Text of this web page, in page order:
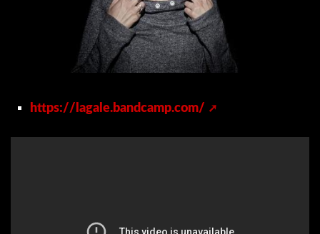
https://lagale.bandcamp.com/